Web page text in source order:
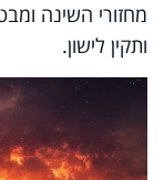
מחזורי השינה
ותקין לישון.